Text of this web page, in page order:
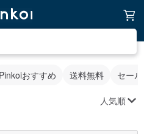
Pinkoiおすすめ 送料無料 セー
人気順